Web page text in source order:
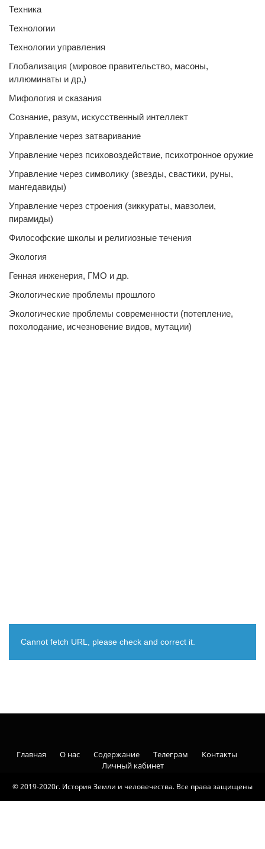
Техника
Технологии
Технологии управления
Глобализация (мировое правительство, масоны,
иллюминаты и др,)
Мифология и сказания
Сознание, разум, искусственный интеллект
Управление через затваривание
Управление через психовоздействие, психотронное оружие
Управление через символику (звезды, свастики, руны,
мангедавиды)
Управление через строения (зиккураты, мавзолеи,
пирамиды)
Философские школы и религиозные течения
Экология
Генная инженерия, ГМО и др.
Экологические проблемы прошлого
Экологические проблемы современности (потепление,
похолодание, исчезновение видов, мутации)
Cannot fetch URL, please check and correct it.
© 2019-2020г. История Земли и человечества. Все права защищены
Главная О нас Содержание Телеграм
Контакты
Личный кабинет